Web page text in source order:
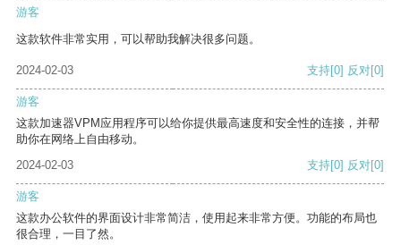
游客
这款软件非常实用，可以帮助我解决很多问题。
2024-02-03 支持[0] 反对[0]
游客
这款加速器VPM应用程序可以给你提供最高速度和安全性的连接，并帮
助你在网络上自由移动。
2024-02-03
支持[0] 反对[0]
游客
这款办公软件的界面设计非常简洁，使用起来非常方便。功能的布局也
很合理，一目了然。